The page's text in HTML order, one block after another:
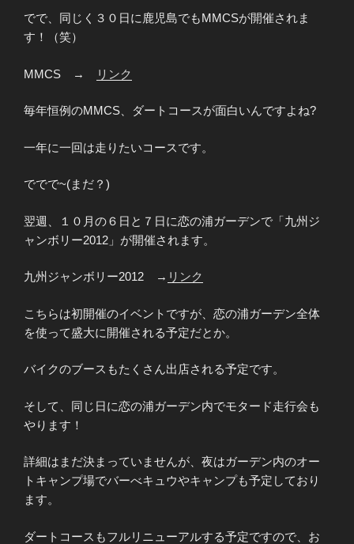
でで、同じく３０日に鹿児島でもMMCSが開催されま
す！（笑）
MMCS → リンク
毎年恒例のMMCS、ダートコースが面白いんですよね?
一年に一回は走りたいコースです。
ででで~(まだ？)
翌週、１０月の６日と７日に恋の浦ガーデンで「九州ジ
ャンボリー2012」が開催されます。
九州ジャンボリー2012 → リンク
こちらは初開催のイベントですが、恋の浦ガーデン全体
を使って盛大に開催される予定だとか。
バイクのブースもたくさん出店される予定です。
そして、同じ日に恋の浦ガーデン内でモタード走行会も
やります！
詳細はまだ決まっていませんが、夜はガーデン内のオー
トキャンプ場でバーべキュウやキャンプも予定しており
ます。
ダートコースもフルリニューアルする予定ですので、お